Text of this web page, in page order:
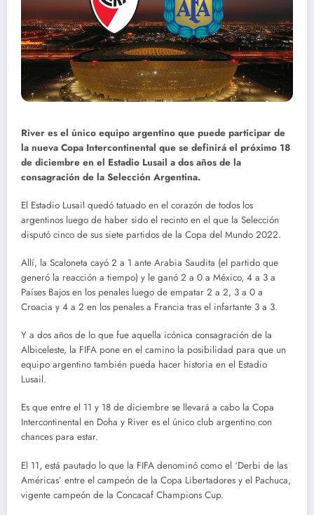
River es el único equipo argentino que puede participar de
la nueva Copa Intercontinental que se definirá el próximo 18
de diciembre en el Estadio Lusail a dos años de la
consagración de la Selección Argentina.
El Estadio Lusail quedó tatuado en el corazón de todos los
argentinos luego de haber sido el recinto en el que la Selección
disputó cinco de sus siete partidos de la Copa del Mundo 2022.
Allí, la Scaloneta cayó 2 a 1 ante Arabia Saudita (el partido que
generó la reacción a tiempo) y le ganó 2 a 0 a México, 4 a 3 a
Países Bajos en los penales luego de empatar 2 a 2, 3 a 0 a
Croacia y 4 a 2 en los penales a Francia tras el infartante 3 a 3.
Y a dos años de lo que fue aquella icónica consagración de la
Albiceleste, la FIFA pone en el camino la posibilidad para que un
equipo argentino también pueda hacer historia en el Estadio
Lusail.
Es que entre el 11 y 18 de diciembre se llevará a cabo la Copa
Intercontinental en Doha y River es el único club argentino con
chances para estar.
El 11, está pautado lo que la FIFA denominó como el ‘Derbi de las
Américas’ entre el campeón de la Copa Libertadores y el Pachuca,
vigente campeón de la Concacaf Champions Cup.